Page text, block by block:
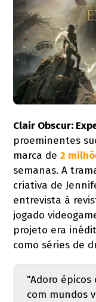
Clair Obscur:
proeminentes
marca de2
semanas. A
criativa de
entrevista à
jogado
projeto era
como séries de
"Adoro
com mundos